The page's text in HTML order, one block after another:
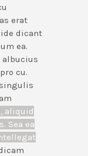
erat
dicant
ea.
albucius
cu.
aliquid
Sea ea